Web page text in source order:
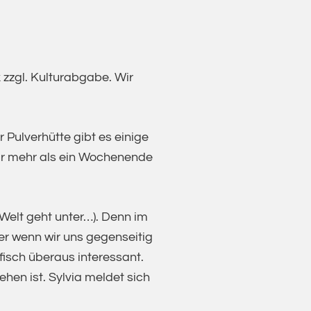
Kulturabgabe. Wir
Pulverhütte gibt es einige
mehr als ein Wochenende
geht unter…). Denn im
wenn wir uns gegenseitig
überaus interessant.
ist. Sylvia meldet sich